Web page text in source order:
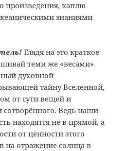
произведения, каплю
знаниями
Глядя на это краткое
теми же «весами»
духовной
тайну Вселенной,
от сути вещей и
сотворённого. Ведь наши
находятся не в прямой, а
от ценности этого
на отражение солнца в